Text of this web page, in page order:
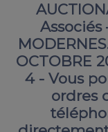
Associés
OCTOBRE
4 - Vous
ordres